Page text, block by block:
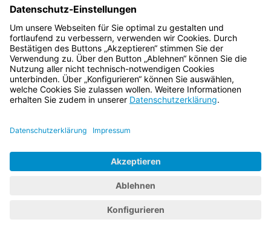
(Wahlbriefumschläge, Stimmzettelumschläge und
Merkblätter) sorgen bei den Gemeindewahlen und bei den
mit diesen verbundenen Landkreiswahlen die Gemeinden,
bei den sonstigen Landkreiswahlen die Landkreise.
Bayern.de
BayernPortal
Impressum